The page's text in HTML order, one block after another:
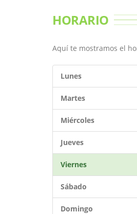
HORARIO
Aquí te mostramos el
Lunes
Martes
Miércoles
Jueves
Viernes
Sábado
Domingo